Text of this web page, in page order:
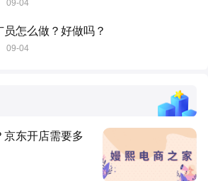
09-04
员怎么做？好做吗？
09-04
京东开店需要多